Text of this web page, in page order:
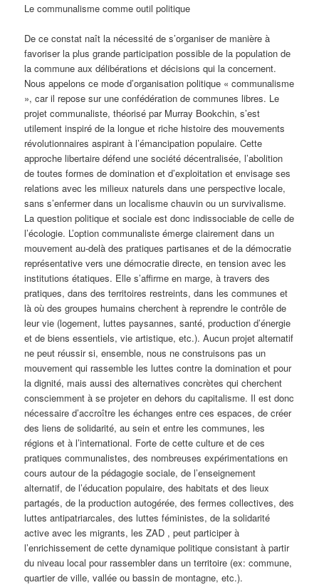
Le communalisme comme outil politique
De ce constat naît la nécessité de s’organiser de manière à
favoriser la plus grande participation possible de la population de
la commune aux délibérations et décisions qui la concernent.
Nous appelons ce mode d’organisation politique « communalisme
», car il repose sur une confédération de communes libres. Le
projet communaliste, théorisé par Murray Bookchin, s’est
utilement inspiré de la longue et riche histoire des mouvements
révolutionnaires aspirant à l’émancipation populaire. Cette
approche libertaire défend une société décentralisée, l’abolition
de toutes formes de domination et d’exploitation et envisage ses
relations avec les milieux naturels dans une perspective locale,
sans s’enfermer dans un localisme chauvin ou un survivalisme.
La question politique et sociale est donc indissociable de celle de
l’écologie. L’option communaliste émerge clairement dans un
mouvement au-delà des pratiques partisanes et de la démocratie
représentative vers une démocratie directe, en tension avec les
institutions étatiques. Elle s’affirme en marge, à travers des
pratiques, dans des territoires restreints, dans les communes et
là où des groupes humains cherchent à reprendre le contrôle de
leur vie (logement, luttes paysannes, santé, production d’énergie
et de biens essentiels, vie artistique, etc.). Aucun projet alternatif
ne peut réussir si, ensemble, nous ne construisons pas un
mouvement qui rassemble les luttes contre la domination et pour
la dignité, mais aussi des alternatives concrètes qui cherchent
consciemment à se projeter en dehors du capitalisme. Il est donc
nécessaire d’accroître les échanges entre ces espaces, de créer
des liens de solidarité, au sein et entre les communes, les
régions et à l’international. Forte de cette culture et de ces
pratiques communalistes, des nombreuses expérimentations en
cours autour de la pédagogie sociale, de l’enseignement
alternatif, de l’éducation populaire, des habitats et des lieux
partagés, de la production autogérée, des fermes collectives, des
luttes antipatriarcales, des luttes féministes, de la solidarité
active avec les migrants, les ZAD , peut participer à
l’enrichissement de cette dynamique politique consistant à partir
du niveau local pour rassembler dans un territoire (ex: commune,
quartier de ville, vallée ou bassin de montagne, etc.).